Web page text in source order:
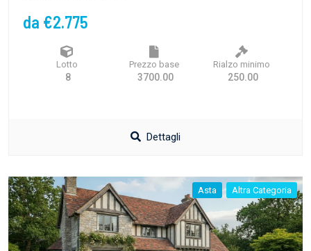
da €2.775
Lotto
8
Prezzo base
3700.00
Rialzo minimo
250.00
Dettagli
Asta Altra Categoria